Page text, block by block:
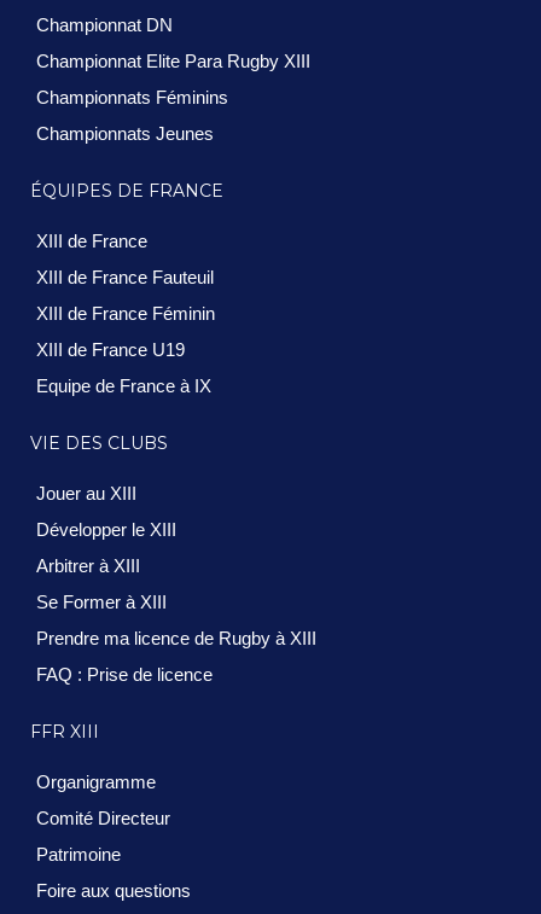
Championnat DN
Championnat Elite Para Rugby XIII
Championnats Féminins
Championnats Jeunes
ÉQUIPES DE FRANCE
XIII de France
XIII de France Fauteuil
XIII de France Féminin
XIII de France U19
Equipe de France à IX
VIE DES CLUBS
Jouer au XIII
Développer le XIII
Arbitrer à XIII
Se Former à XIII
Prendre ma licence de Rugby à XIII
FAQ : Prise de licence
FFR XIII
Organigramme
Comité Directeur
Patrimoine
Foire aux questions